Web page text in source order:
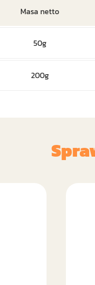
Masa netto
50g
200g